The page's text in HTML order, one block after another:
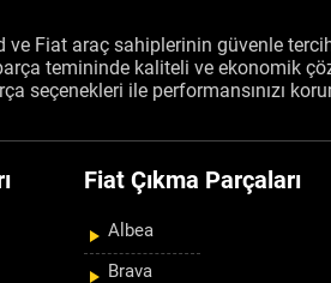
ve Fiat araç sahiplerinin güvenle
temininde kaliteli ve ekonomik
seçenekleri ile performansınızı
Fiat Çıkma Parçaları
Albea
Brava